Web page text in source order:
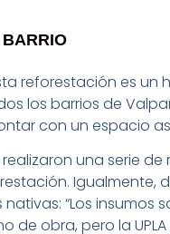
reforestación es
los barrios de
con un espacio
una serie de
Igualmente,
“Los insumos
obra, pero la